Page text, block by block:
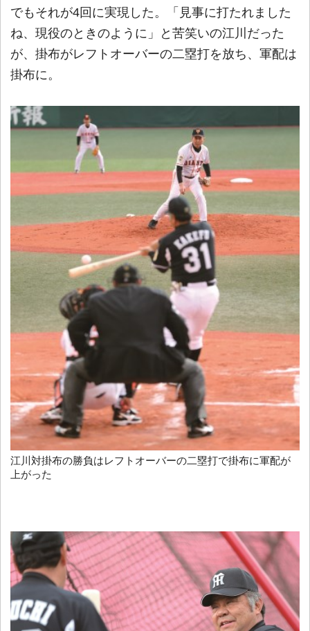
でもそれが4回に実現した。「見事に打たれました
ね、現役のときのように」と苦笑いの江川だった
が、掛布がレフトオーバーの二塁打を放ち、軍配は
掛布に。
江川対掛布の勝負はレフトオーバーの二塁打で掛布に軍配が
上がった